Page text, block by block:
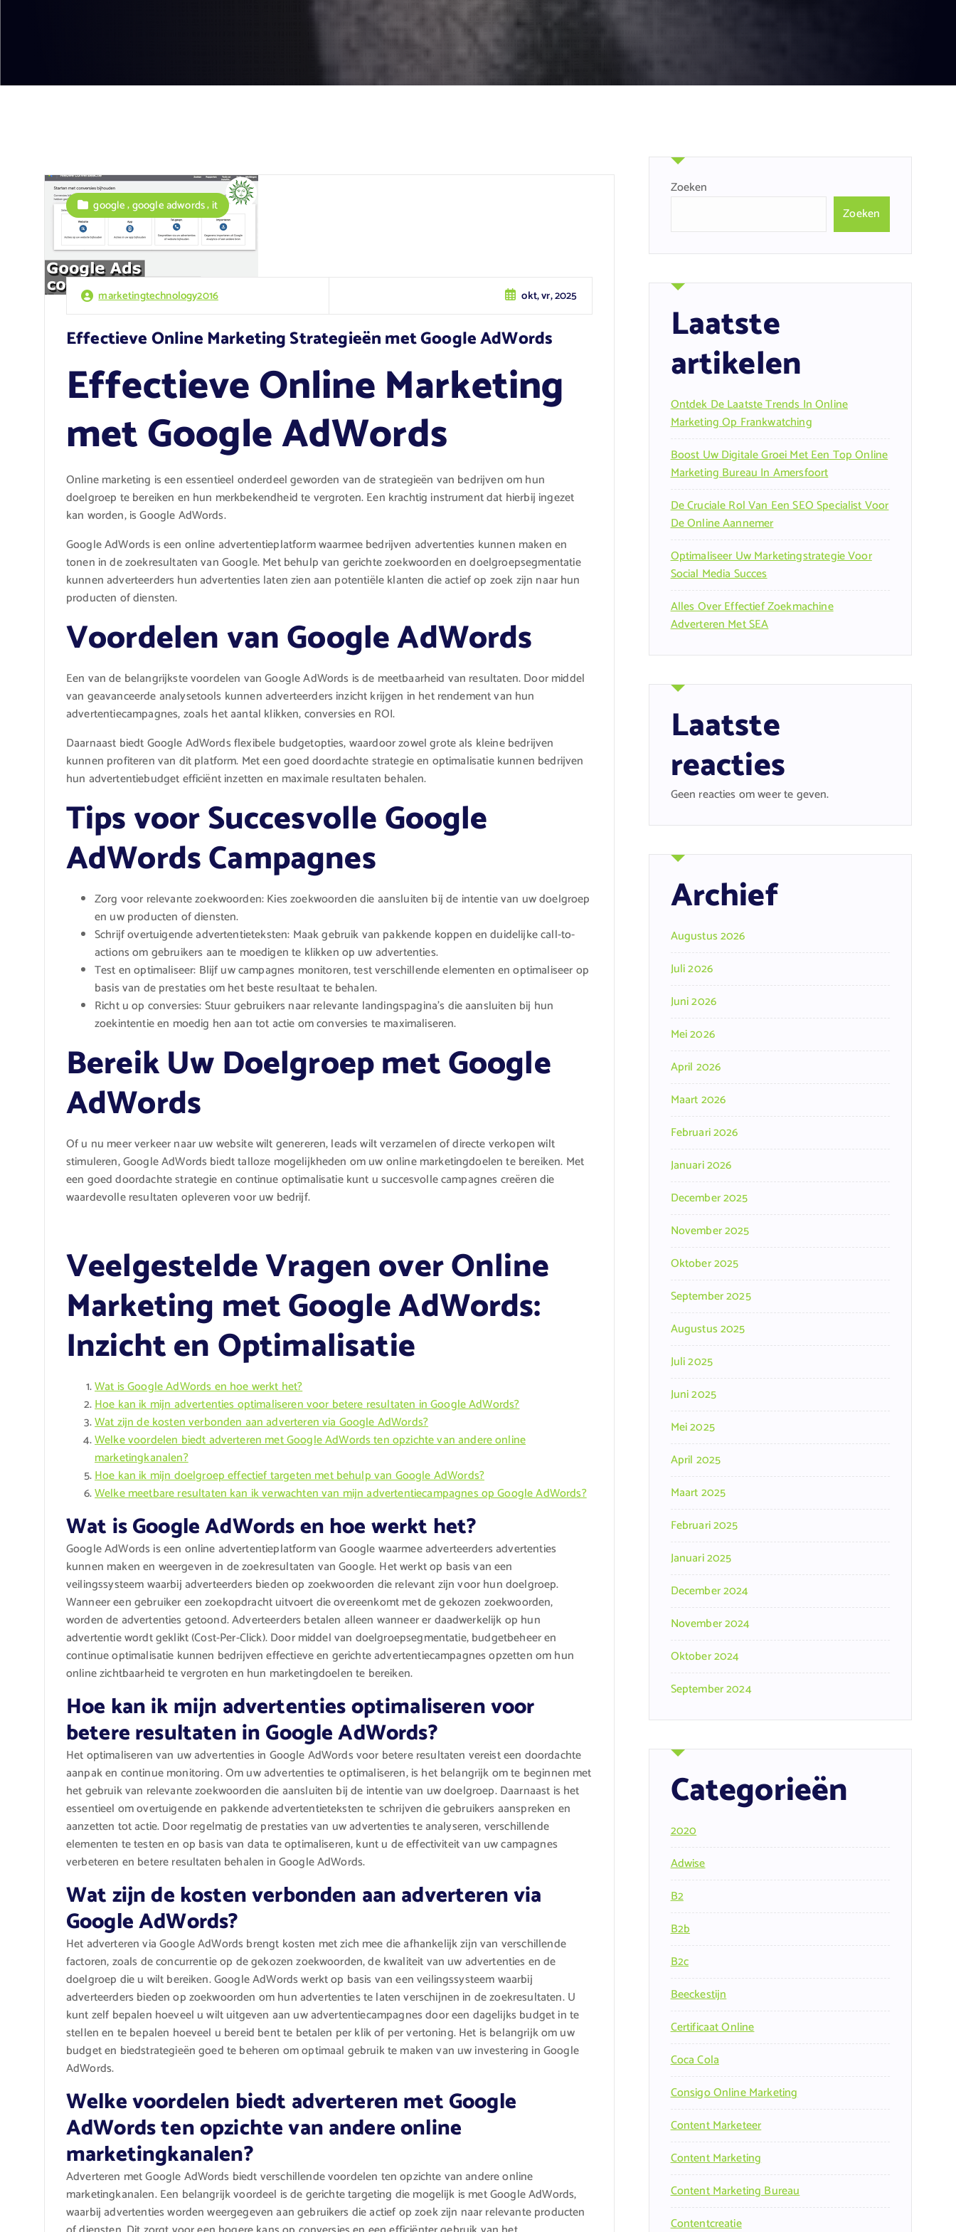
marketingtechnology2016 okt, vr, 2025
google,google adwords,it
Effectieve Online Marketing Strategieën met Google AdWords
Effectieve Online Marketing
met Google AdWords
Online marketing is een essentieel onderdeel geworden van de strategieën van bedrijven om hun
doelgroep te bereiken en hun merkbekendheid te vergroten. Een krachtig instrument dat hierbij ingezet
kan worden, is Google AdWords.
Google AdWords is een online advertentieplatform waarmee bedrijven advertenties kunnen maken en
tonen in de zoekresultaten van Google. Met behulp van gerichte zoekwoorden en doelgroepsegmentatie
kunnen adverteerders hun advertenties laten zien aan potentiële klanten die actief op zoek zijn naar hun
producten of diensten.
Voordelen van Google AdWords
Een van de belangrijkste voordelen van Google AdWords is de meetbaarheid van resultaten. Door middel
van geavanceerde analysetools kunnen adverteerders inzicht krijgen in het rendement van hun
advertentiecampagnes, zoals het aantal klikken, conversies en ROI.
Daarnaast biedt Google AdWords flexibele budgetopties, waardoor zowel grote als kleine bedrijven
kunnen profiteren van dit platform. Met een goed doordachte strategie en optimalisatie kunnen bedrijven
hun advertentiebudget efficiënt inzetten en maximale resultaten behalen.
Tips voor Succesvolle Google
AdWords Campagnes
Zorg voor relevante zoekwoorden: Kies zoekwoorden die aansluiten bij de intentie van uw doelgroep
en uw producten of diensten.
Schrijf overtuigende advertentieteksten: Maak gebruik van pakkende koppen en duidelijke call-to-
actions om gebruikers aan te moedigen te klikken op uw advertenties.
Test en optimaliseer: Blijf uw campagnes monitoren, test verschillende elementen en optimaliseer op
basis van de prestaties om het beste resultaat te behalen.
Richt u op conversies: Stuur gebruikers naar relevante landingspagina’s die aansluiten bij hun
zoekintentie en moedig hen aan tot actie om conversies te maximaliseren.
Bereik Uw Doelgroep met Google
AdWords
Of u nu meer verkeer naar uw website wilt genereren, leads wilt verzamelen of directe verkopen wilt
stimuleren, Google AdWords biedt talloze mogelijkheden om uw online marketingdoelen te bereiken. Met
een goed doordachte strategie en continue optimalisatie kunt u succesvolle campagnes creëren die
waardevolle resultaten opleveren voor uw bedrijf.
Veelgestelde Vragen over Online
Marketing met Google AdWords:
Inzicht en Optimalisatie
Wat is Google AdWords en hoe werkt het?
Hoe kan ik mijn advertenties optimaliseren voor betere resultaten in Google AdWords?
Wat zijn de kosten verbonden aan adverteren via Google AdWords?
Welke voordelen biedt adverteren met Google AdWords ten opzichte van andere online
marketingkanalen?
Hoe kan ik mijn doelgroep effectief targeten met behulp van Google AdWords?
Welke meetbare resultaten kan ik verwachten van mijn advertentiecampagnes op Google AdWords?
Wat is Google AdWords en hoe werkt het?
Google AdWords is een online advertentieplatform van Google waarmee adverteerders advertenties
kunnen maken en weergeven in de zoekresultaten van Google. Het werkt op basis van een
veilingssysteem waarbij adverteerders bieden op zoekwoorden die relevant zijn voor hun doelgroep.
Wanneer een gebruiker een zoekopdracht uitvoert die overeenkomt met de gekozen zoekwoorden,
worden de advertenties getoond. Adverteerders betalen alleen wanneer er daadwerkelijk op hun
advertentie wordt geklikt (Cost-Per-Click). Door middel van doelgroepsegmentatie, budgetbeheer en
continue optimalisatie kunnen bedrijven effectieve en gerichte advertentiecampagnes opzetten om hun
online zichtbaarheid te vergroten en hun marketingdoelen te bereiken.
Hoe kan ik mijn advertenties optimaliseren voor
betere resultaten in Google AdWords?
Het optimaliseren van uw advertenties in Google AdWords voor betere resultaten vereist een doordachte
aanpak en continue monitoring. Om uw advertenties te optimaliseren, is het belangrijk om te beginnen met
het gebruik van relevante zoekwoorden die aansluiten bij de intentie van uw doelgroep. Daarnaast is het
essentieel om overtuigende en pakkende advertentieteksten te schrijven die gebruikers aanspreken en
aanzetten tot actie. Door regelmatig de prestaties van uw advertenties te analyseren, verschillende
elementen te testen en op basis van data te optimaliseren, kunt u de effectiviteit van uw campagnes
verbeteren en betere resultaten behalen in Google AdWords.
Wat zijn de kosten verbonden aan adverteren via
Google AdWords?
Het adverteren via Google AdWords brengt kosten met zich mee die afhankelijk zijn van verschillende
factoren, zoals de concurrentie op de gekozen zoekwoorden, de kwaliteit van uw advertenties en de
doelgroep die u wilt bereiken. Google AdWords werkt op basis van een veilingssysteem waarbij
adverteerders bieden op zoekwoorden om hun advertenties te laten verschijnen in de zoekresultaten. U
kunt zelf bepalen hoeveel u wilt uitgeven aan uw advertentiecampagnes door een dagelijks budget in te
stellen en te bepalen hoeveel u bereid bent te betalen per klik of per vertoning. Het is belangrijk om uw
budget en biedstrategieën goed te beheren om optimaal gebruik te maken van uw investering in Google
AdWords.
Welke voordelen biedt adverteren met Google
AdWords ten opzichte van andere online
marketingkanalen?
Adverteren met Google AdWords biedt verschillende voordelen ten opzichte van andere online
marketingkanalen. Een belangrijk voordeel is de gerichte targeting die mogelijk is met Google AdWords,
waarbij advertenties worden weergegeven aan gebruikers die actief op zoek zijn naar relevante producten
Zoeken
Zoeken
Laatste
artikelen
Ontdek De Laatste Trends In Online
Marketing Op Frankwatching
Boost Uw Digitale Groei Met Een Top Online
Marketing Bureau In Amersfoort
De Cruciale Rol Van Een SEO Specialist Voor
De Online Aannemer
Optimaliseer Uw Marketingstrategie Voor
Social Media Succes
Alles Over Effectief Zoekmachine
Adverteren Met SEA
Laatste
reacties
Geen reacties om weer te geven.
Archief
Augustus 2026
Juli 2026
Juni 2026
Mei 2026
April 2026
Maart 2026
Februari 2026
Januari 2026
December 2025
November 2025
Oktober 2025
September 2025
Augustus 2025
Juli 2025
Juni 2025
Mei 2025
April 2025
Maart 2025
Februari 2025
Januari 2025
December 2024
November 2024
Oktober 2024
September 2024
Categorieën
2020
Adwise
B2
B2b
B2c
Beeckestijn
Certificaat Online
Coca Cola
Consigo Online Marketing
Content Marketeer
Content Marketing
Content Marketing Bureau
Contentcreatie